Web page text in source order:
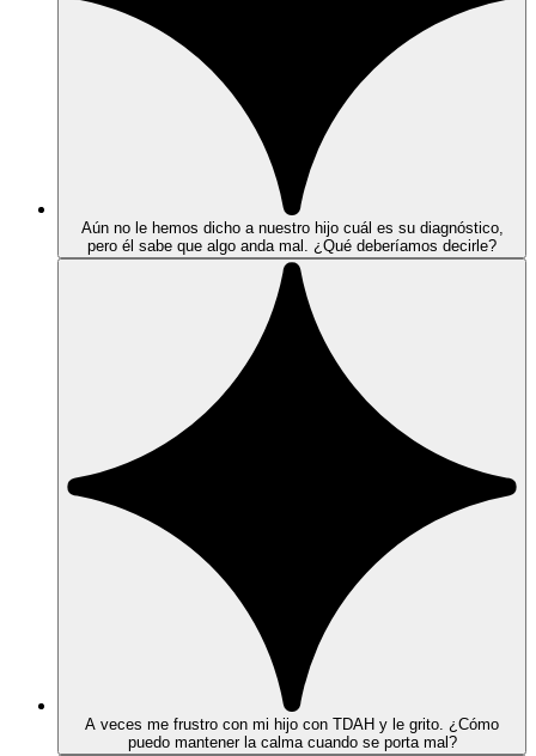
Aún no le hemos dicho a nuestro hijo cuál es su diagnóstico,
pero él sabe que algo anda mal. ¿Qué deberíamos decirle?
A veces me frustro con mi hijo con TDAH y le grito. ¿Cómo
puedo mantener la calma cuando se porta mal?